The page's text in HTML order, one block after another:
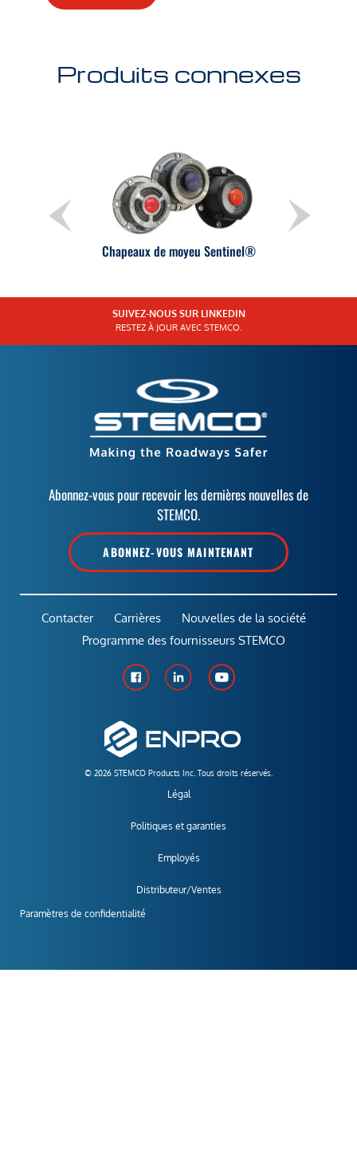
Produits connexes
Chapeaux de moyeu Sentinel®
SUIVEZ-NOUS SUR LINKEDIN
RESTEZ À JOUR AVEC STEMCO.
Abonnez-vous pour recevoir les dernières nouvelles de
STEMCO.
ABONNEZ-VOUS MAINTENANT
© 2026 STEMCO Products Inc. Tous droits réservés.
Légal
Politiques et garanties
Employés
Distributeur/Ventes
Paramètres de confidentialité
Contacter Carrières
Nouvelles de la société
Programme des fournisseurs STEMCO